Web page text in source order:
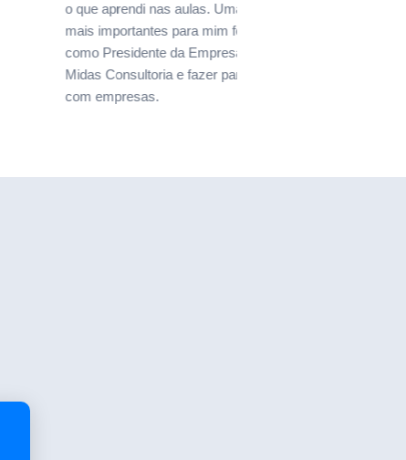
o que aprendi nas aulas. Uma das práticas
mais importantes para mim foi participar
como Presidente da Empresa Júnior
Midas Consultoria e fazer parte de projetos
com empresas.